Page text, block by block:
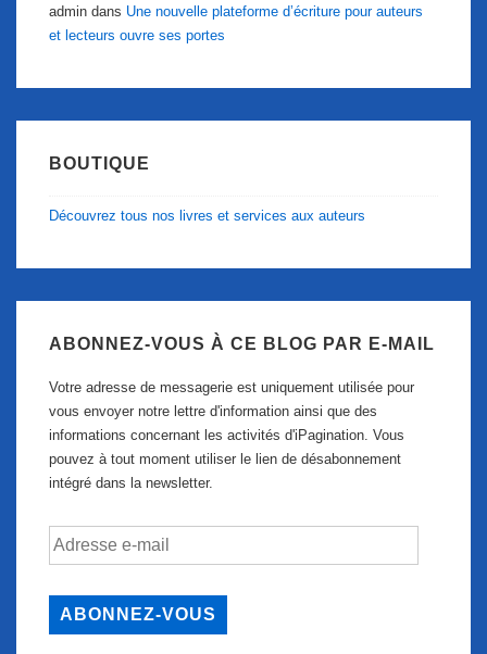
admin dans Une nouvelle plateforme d’écriture pour auteurs
et lecteurs ouvre ses portes
BOUTIQUE
Découvrez tous nos livres et services aux auteurs
ABONNEZ-VOUS À CE BLOG PAR E-MAIL
Votre adresse de messagerie est uniquement utilisée pour
vous envoyer notre lettre d'information ainsi que des
informations concernant les activités d'iPagination. Vous
pouvez à tout moment utiliser le lien de désabonnement
intégré dans la newsletter.
Adresse
ABONNEZ-VOUS